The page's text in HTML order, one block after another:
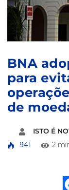
BNA
para
de
ISTO É
941
2